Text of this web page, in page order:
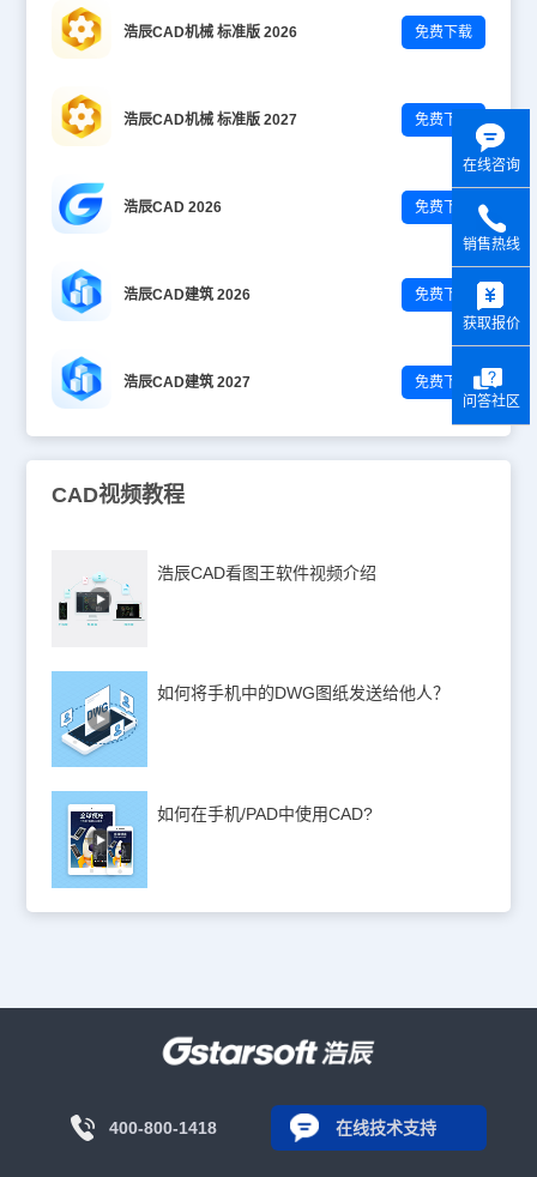
浩辰CAD机械 标准版 2026 免费下载
浩辰CAD机械 标准版 2027 免费下载
浩辰CAD 2026 免费下载
浩辰CAD建筑 2026 免费下载
浩辰CAD建筑 2027 免费下载
CAD视频教程
浩辰CAD看图王软件视频介绍
如何将手机中的DWG图纸发送给他人？
如何在手机/PAD中使用CAD?
400-800-1418 在线技术支持
在线咨询
销售热线
获取报价
问答社区